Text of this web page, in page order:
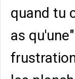
quand tu
as